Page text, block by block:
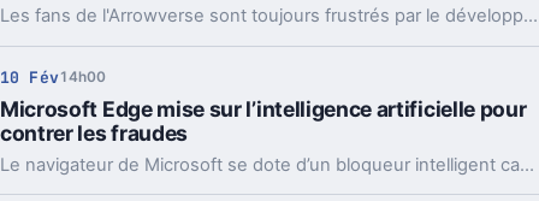
Les fans de l'Arrowverse sont toujours frustrés par le développement de l'intrigue de ces personnages emblématiques de DC Comics.
10 Fév14h00
Microsoft Edge mise sur l’intelligence artificielle pour
contrer les fraudes
Le navigateur de Microsoft se dote d’un bloqueur intelligent capable d’analyser et de stopper les scarewares.